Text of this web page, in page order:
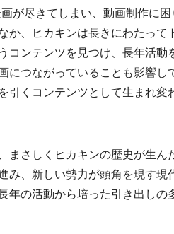
が尽きてしまい、動画制作に
か、ヒカキンは長きにわたって
コンテンツを見つけ、長年活動
につながっていることも影響し
引くコンテンツとして生まれ変
さしくヒカキンの歴史が生ん
み、新しい勢力が頭角を現す現
年の活動から培った引き出しの